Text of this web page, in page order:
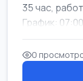
35 час,
График:
0